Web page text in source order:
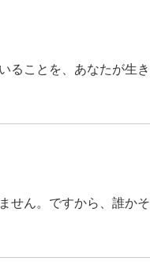
ることを、あなたが生き
せん。ですから、誰かそ